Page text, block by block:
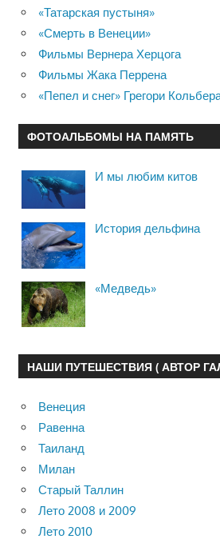
«Татарская пустыня»
«Смерть в Венеции»
Фильмы Вернера Херцога
Фильмы Жака Перрена
«Пепел и снег» Грегори
ФОТОАЛЬБОМЫ НА ПАМЯТЬ
И мы любим китов
История дельфина
«Медведь»
НАШИ ПУТЕШЕСТВИЯ ( АВТОР
Венеция
Равенна
Таиланд
Милан
Старый Таллин
Лето 2008 и 2009
Лето 2010